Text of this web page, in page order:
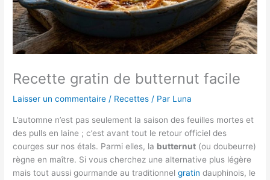
Recette gratin de butternut facile
Laisser un commentaire / Recettes / Par Luna
L’automne n’est pas seulement la saison des feuilles mortes et
des pulls en laine ; c’est avant tout le retour officiel des
courges sur nos étals. Parmi elles, la butternut (ou doubeurre)
règne en maître. Si vous cherchez une alternative plus légère
mais tout aussi gourmande au traditionnelgratin dauphinois, le